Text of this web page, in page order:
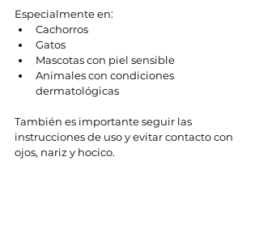
Especialmente en:
Cachorros
Gatos
Mascotas con piel sensible
Animales con condiciones
dermatológicas
También es importante seguir las
instrucciones de uso y evitar contacto con
ojos, nariz y hocico.